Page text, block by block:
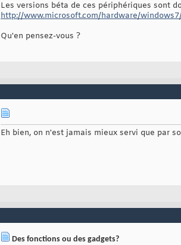
Les versions béta de ces périphériques sont
http://www.microsoft.com/hardware/
Qu'en pensez-vous ?
Eh bien, on n'est jamais mieux servi que par
Des fonctions ou des gadgets?